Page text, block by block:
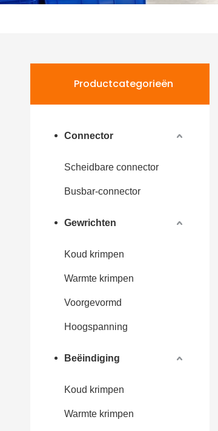
Productcategorieën
Connector
Scheidbare connector
Busbar-connector
Gewrichten
Koud krimpen
Warmte krimpen
Voorgevormd
Hoogspanning
Beëindiging
Koud krimpen
Warmte krimpen